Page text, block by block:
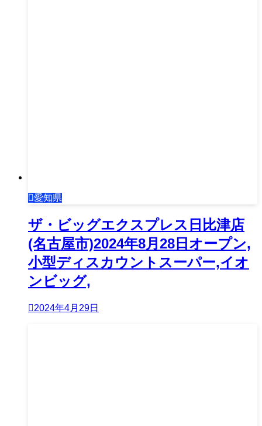
愛知県
ザ・ビッグエクスプレス日比津店
(名古屋市)2024年8月28日オープン,
小型ディスカウントスーパー,イオ
ンビッグ,
2024年4月29日